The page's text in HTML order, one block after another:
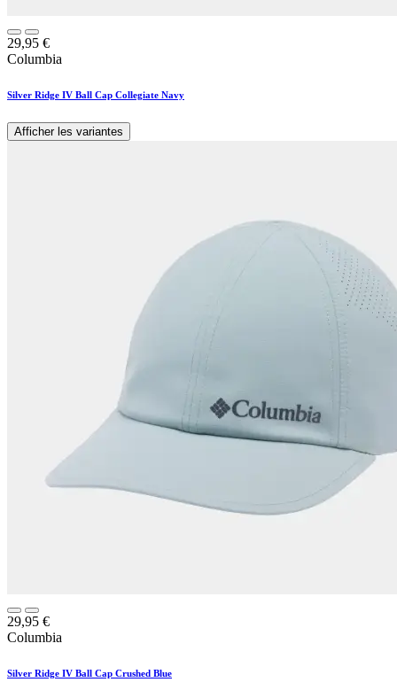
29,95 €
Columbia
Silver Ridge IV Ball Cap Collegiate Navy
Afficher les variantes
29,95 €
Columbia
Silver Ridge IV Ball Cap Crushed Blue